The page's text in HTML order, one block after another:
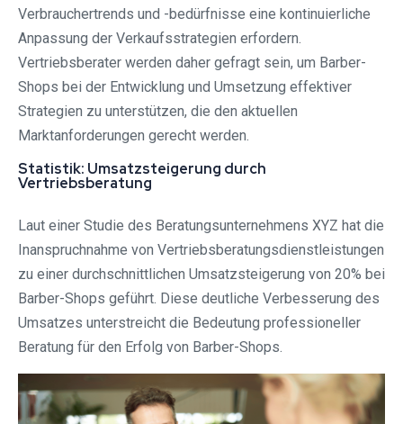
Verbrauchertrends und -bedürfnisse eine kontinuierliche
Anpassung der Verkaufsstrategien erfordern.
Vertriebsberater werden daher gefragt sein, um Barber-
Shops bei der Entwicklung und Umsetzung effektiver
Strategien zu unterstützen, die den aktuellen
Marktanforderungen gerecht werden.
Statistik: Umsatzsteigerung durch
Vertriebsberatung
Laut einer Studie des Beratungsunternehmens XYZ hat die
Inanspruchnahme von Vertriebsberatungsdienstleistungen
zu einer durchschnittlichen Umsatzsteigerung von 20% bei
Barber-Shops geführt. Diese deutliche Verbesserung des
Umsatzes unterstreicht die Bedeutung professioneller
Beratung für den Erfolg von Barber-Shops.